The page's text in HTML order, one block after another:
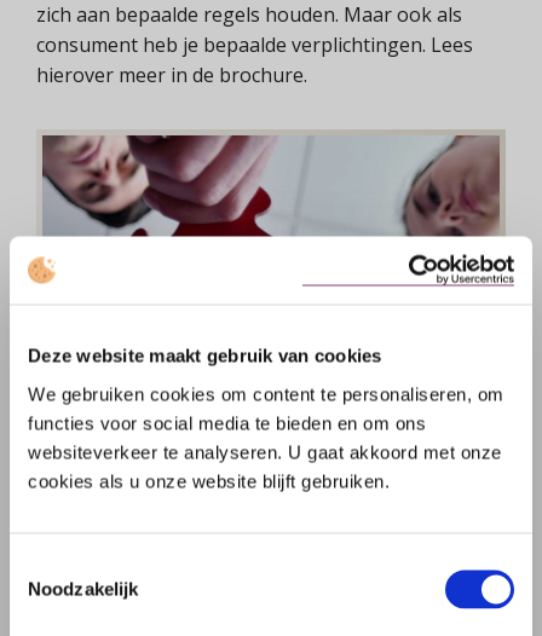
Deze website maakt gebruik van cookies
We gebruiken cookies om content te personaliseren, om
functies voor social media te bieden en om ons
websiteverkeer te analyseren. U gaat akkoord met onze
cookies als u onze website blijft gebruiken.
Noodzakelijk
zich aan bepaalde regels houden. Maar ook als
consument heb je bepaalde verplichtingen. Lees
hierover meer in de brochure.